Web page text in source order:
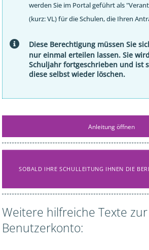
werden Sie im Portal geführt als
(kurz: VL) für die Schulen, die Ihren
Diese Berechtigung müssen Sie
nur einmal erteilen lassen. Sie
Schuljahr fortgeschrieben und ist
diese selbst wieder löschen.
SOBALD IHRE SCHULLEITUNG IHNEN DIE
Weitere hilfreiche Texte
Benutzerkonto: